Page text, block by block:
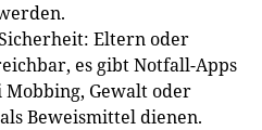
Eltern oder
es gibt Notfall-Apps
Gewalt oder
Beweismittel dienen.